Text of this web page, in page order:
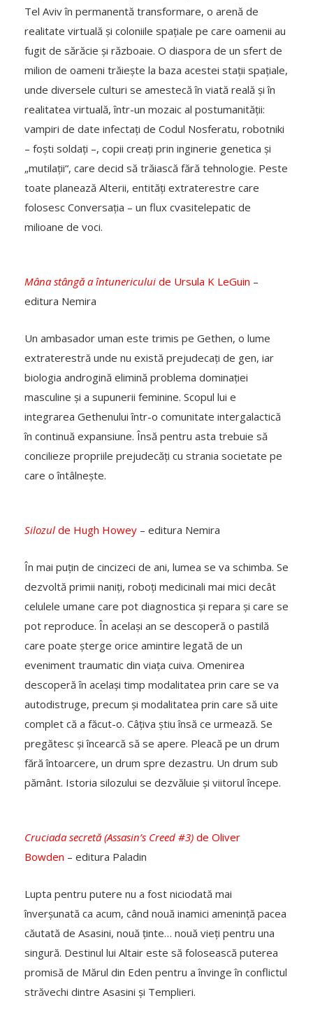
Tel Aviv în permanentă transformare, o arenă de
realitate virtuală și coloniile spațiale pe care oamenii au
fugit de sărăcie și războaie. O diaspora de un sfert de
milion de oameni trăiește la baza acestei stații spațiale,
unde diversele culturi se amestecă în viată reală și în
realitatea virtuală, într-un mozaic al postumanității:
vampiri de date infectați de Codul Nosferatu, robotniki
– foști soldați –, copii creați prin inginerie genetica și
„mutilații“, care decid să trăiască fără tehnologie. Peste
toate planează Alterii, entități extraterestre care
folosesc Conversația – un flux cvasitelepatic de
milioane de voci.
Mâna stângă a întunericului de Ursula K LeGuin –
editura Nemira
Un ambasador uman este trimis pe Gethen, o lume
extraterestră unde nu există prejudecați de gen, iar
biologia androgină elimină problema dominației
masculine și a supunerii feminine. Scopul lui e
integrarea Gethenului într-o comunitate intergalactică
în continuă expansiune. Însă pentru asta trebuie să
concilieze propriile prejudecăți cu strania societate pe
care o întâlnește.
Silozul de Hugh Howey – editura Nemira
În mai puțin de cincizeci de ani, lumea se va schimba. Se
dezvoltă primii naniți, roboți medicinali mai mici decât
celulele umane care pot diagnostica și repara și care se
pot reproduce. În același an se descoperă o pastilă
care poate șterge orice amintire legată de un
eveniment traumatic din viața cuiva. Omenirea
descoperă în același timp modalitatea prin care se va
autodistruge, precum și modalitatea prin care să uite
complet că a făcut-o. Câțiva știu însă ce urmează. Se
pregătesc și încearcă să se apere. Pleacă pe un drum
fără întoarcere, un drum spre dezastru. Un drum sub
pământ. Istoria silozului se dezvăluie și viitorul începe.
Cruciada secretă (Assasin’s Creed #3) de Oliver
Bowden – editura Paladin
Lupta pentru putere nu a fost niciodată mai
înverșunată ca acum, când nouă inamici amenință pacea
căutată de Asasini, nouă ținte… nouă vieți pentru una
singură. Destinul lui Altair este să folosească puterea
promisă de Mărul din Eden pentru a învinge în conflictul
străvechi dintre Asasini și Templieri.